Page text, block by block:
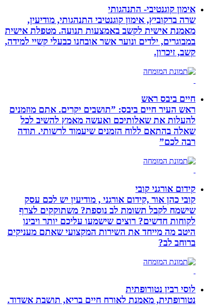
אימון קוגנטיבי- התנהגותי
שרה ברקוביץ, אימון קוגנטיבי התנהגותי, מודיעין,
מאמנת אישית לקשב באמצעות תנועה. מטפלת אישית
במבוגרים, ילדים ונוער אשר אובחנו כבעלי קשיי למידה,
קשב, זיכרון.
חיים ביבס ראש
ראש העיר חיים ביבס: ”תושבים יקרים. אתם מוזמנים
להעלות את שאלותיכם ואעשה מאמץ להשיב לכל
שאלה בהתאם ללוח הזמנים שיעמוד לרשותי. תודה
רבה לכם”
קידום אורגני קובי
קובי כהן אור ,קידום אורגני , מודיעין יש לכם עסק
שישמח לקבל תשומת לב נוספת? משתוקקים לצרף
לקוחות חדשים? רוצים שישמעו עליכם יותר ויבינו
היטב מה מייחד את השירות המקצועי שאתם מעניקים
ברוחב לב?
לוסי רבין נטורופתית
נטורופתית, מאמנת לאורח חיים בריא, תושבת אשדוד.